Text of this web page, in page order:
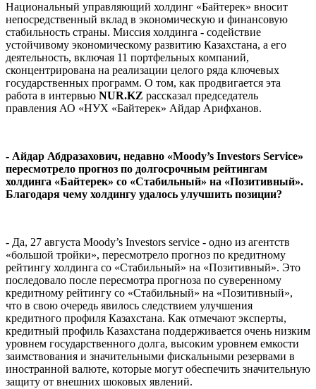
Национальный управляющий холдинг «Байтерек» вносит
непосредственный вклад в экономическую и финансовую
стабильность страны. Миссия холдинга - содействие
устойчивому экономическому развитию Казахстана, а его
деятельность, включая 11 портфельных компаний,
сконцентрирована на реализации целого ряда ключевых
государственных программ. О том, как продвигается эта
работа в интервью NUR.KZ рассказал председатель
правления АО «НУХ «Байтерек» Айдар Арифханов.
- Айдар Абдразахович, недавно «Moody’s Investors Service»
пересмотрело прогноз по долгосрочным рейтингам
холдинга «Байтерек» со «Стабильный» на «Позитивный».
Благодаря чему холдингу удалось улучшить позиции?
- Да, 27 августа Moody’s Investors service - одно из агентств
«большой тройки», пересмотрело прогноз по кредитному
рейтингу холдинга со «Стабильный» на «Позитивный». Это
последовало после пересмотра прогноза по суверенному
кредитному рейтингу со «Стабильный» на «Позитивный»,
что в свою очередь явилось следствием улучшения
кредитного профиля Казахстана. Как отмечают эксперты,
кредитный профиль Казахстана поддерживается очень низким
уровнем государственного долга, высоким уровнем емкости
заимствования и значительными фискальными резервами в
иностранной валюте, которые могут обеспечить значительную
защиту от внешних шоковых явлений.